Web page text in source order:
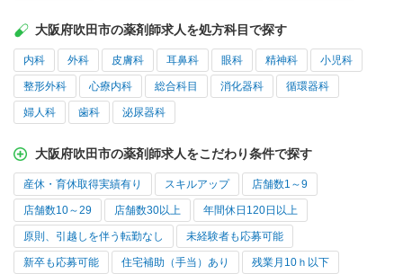
大阪府吹田市の薬剤師求人を処方科目で探す
内科 外科 皮膚科 耳鼻科 眼科 精神科 小児科
整形外科 心療内科 総合科目 消化器科 循環器科
婦人科 歯科 泌尿器科
大阪府吹田市の薬剤師求人をこだわり条件で探す
産休・育休取得実績有り スキルアップ 店舗数1～9
店舗数10～29 店舗数30以上 年間休日120日以上
原則、引越しを伴う転勤なし 未経験者も応募可能
新卒も応募可能 住宅補助（手当）あり 残業月10ｈ以下